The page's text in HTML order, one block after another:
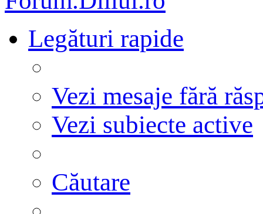
Legături rapide
Vezi mesaje fără
Vezi subiecte active
Căutare